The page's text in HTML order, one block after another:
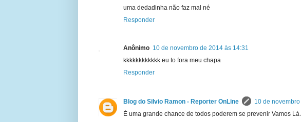
uma dedadinha não faz mal né
Responder
Anônimo 10 de novembro de 2014 às 14:31
kkkkkkkkkkkk eu to fora meu chapa
Responder
Blog do Silvio Ramon - Reporter OnLine
10 de
É uma grande chance de todos poderem se prevenir Vamos